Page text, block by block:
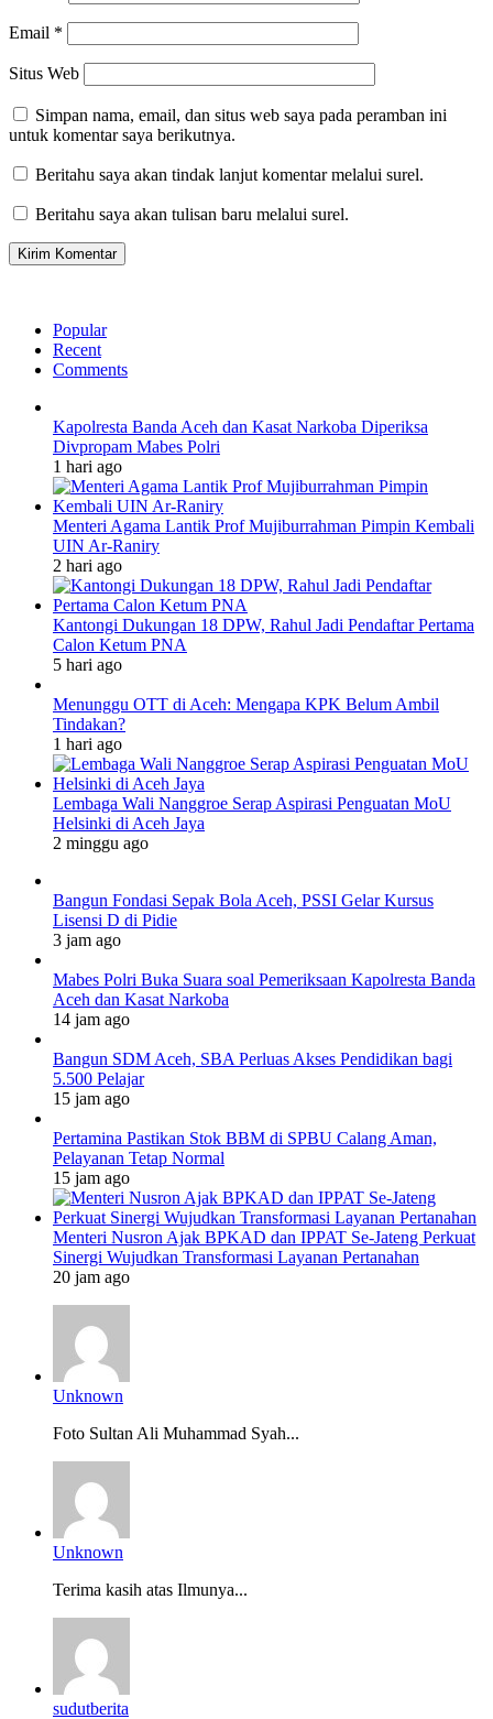
Email *
Situs Web
Simpan nama, email, dan situs web saya pada peramban ini
untuk komentar saya berikutnya.
Beritahu saya akan tindak lanjut komentar melalui surel.
Beritahu saya akan tulisan baru melalui surel.
Popular
Recent
Comments
Kapolresta Banda Aceh dan Kasat Narkoba Diperiksa
Divpropam Mabes Polri
1 hari ago
Menteri Agama Lantik Prof Mujiburrahman Pimpin Kembali
UIN Ar-Raniry
2 hari ago
Kantongi Dukungan 18 DPW, Rahul Jadi Pendaftar Pertama
Calon Ketum PNA
5 hari ago
Menunggu OTT di Aceh: Mengapa KPK Belum Ambil
Tindakan?
1 hari ago
Lembaga Wali Nanggroe Serap Aspirasi Penguatan MoU
Helsinki di Aceh Jaya
2 minggu ago
Bangun Fondasi Sepak Bola Aceh, PSSI Gelar Kursus
Lisensi D di Pidie
3 jam ago
Mabes Polri Buka Suara soal Pemeriksaan Kapolresta Banda
Aceh dan Kasat Narkoba
14 jam ago
Bangun SDM Aceh, SBA Perluas Akses Pendidikan bagi
5.500 Pelajar
15 jam ago
Pertamina Pastikan Stok BBM di SPBU Calang Aman,
Pelayanan Tetap Normal
15 jam ago
Menteri Nusron Ajak BPKAD dan IPPAT Se-Jateng Perkuat
Sinergi Wujudkan Transformasi Layanan Pertanahan
20 jam ago
Unknown
Foto Sultan Ali Muhammad Syah...
Unknown
Terima kasih atas Ilmunya...
sudutberita